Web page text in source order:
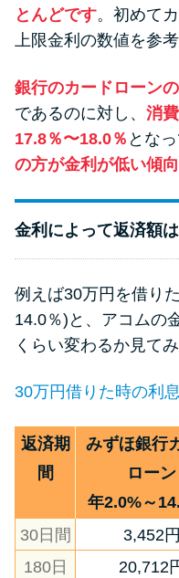
プロ
方法
年収
落ち
せ方
とんどです。初めて
上限金利の数値を参
銀行のカードローン
であるのに対し、 消
17.8％〜18.0％ となっ
の方が金利が低い傾
金利によって返済額
例えば30万円を借り
14.0％)と、アコムの
くらい変わるか見てみ
30万円借りた時の利
返済期
間
みずほ銀行
ローン
年2.0%～
30日間 3,452円
180日
20,712